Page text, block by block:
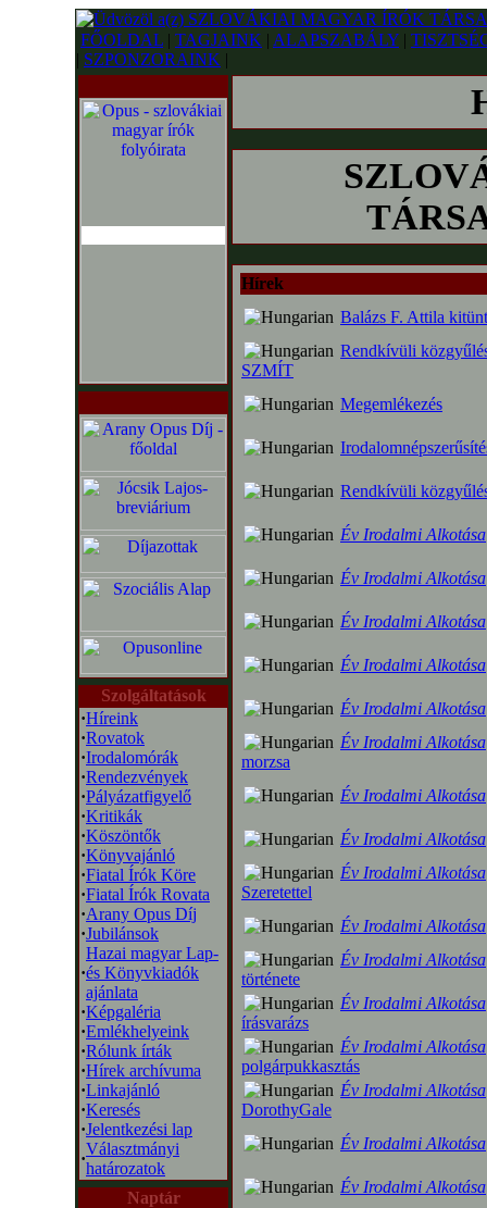
FŐOLDAL | TAGJAINK | ALAPSZABÁLY |
| SZPONZORAINK |
Szolgáltatások
·Híreink
·Rovatok
·Irodalomórák
·Rendezvények
·Pályázatfigyelő
·Kritikák
·Köszöntők
·Könyvajánló
·Fiatal Írók Köre
·Fiatal Írók Rovata
·Arany Opus Díj
·Jubilánsok
·
Hazai magyar Lap-
és Könyvkiadók
ajánlata
·Képgaléria
·Emlékhelyeink
·Rólunk írták
·Hírek archívuma
·Linkajánló
·Keresés
·Jelentkezési lap
·
Választmányi
határozatok
Naptár
Hírek
Balázs F. Attila
Rendkívüli
SZMÍT
Megemlékezés
Rendkívüli
Év Irodalmi Alkotása
Év Irodalmi Alkotása
Év Irodalmi Alkotása
Év Irodalmi Alkotása
Év Irodalmi Alkotása
Év Irodalmi Alkotása
morzsa
Év Irodalmi Alkotása
Év Irodalmi Alkotása
Év Irodalmi Alkotása
Szeretettel
Év Irodalmi Alkotása
Év Irodalmi Alkotása
története
Év Irodalmi Alkotása
írásvarázs
Év Irodalmi Alkotása
polgárpukkasztás
Év Irodalmi Alkotása
DorothyGale
Év Irodalmi Alkotása
Év Irodalmi Alkotása